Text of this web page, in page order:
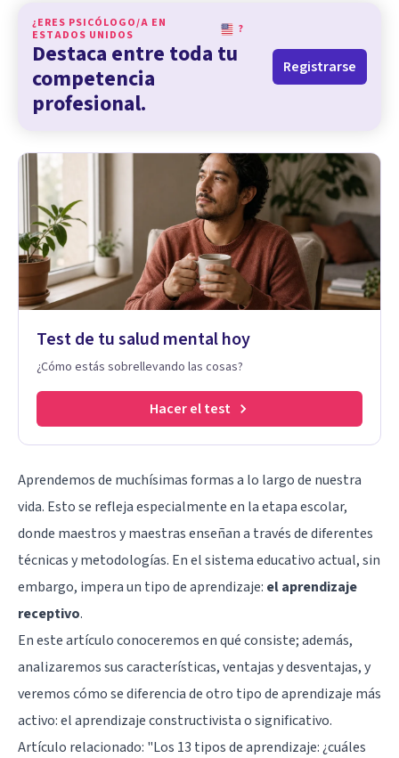
¿ERES PSICÓLOGO/A EN
ESTADOS UNIDOS
?
Destaca entre toda tu
competencia
profesional.
Registrarse
Test de tu salud mental hoy
¿Cómo estás sobrellevando las cosas?
Hacer el test
Aprendemos de muchísimas formas a lo largo de nuestra
vida. Esto se refleja especialmente en la etapa escolar,
donde maestros y maestras enseñan a través de diferentes
técnicas y metodologías. En el sistema educativo actual, sin
embargo, impera un tipo de aprendizaje: el aprendizaje
receptivo.
En este artículo conoceremos en qué consiste; además,
analizaremos sus características, ventajas y desventajas, y
veremos cómo se diferencia de otro tipo de aprendizaje más
activo: el aprendizaje constructivista o significativo.
Artículo relacionado: "Los 13 tipos de aprendizaje: ¿cuáles